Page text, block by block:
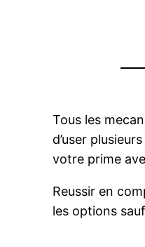
Tous les
d’user
votre prime
Reussir en
les options